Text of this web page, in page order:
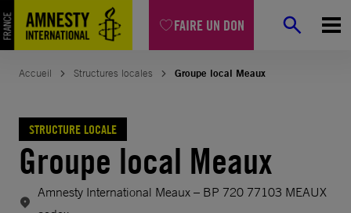
FAIRE UN DON
Aller
au
contenu
Accueil Structures locales Groupe local Meaux
STRUCTURE LOCALE
Groupe local Meaux
Amnesty International Meaux – BP 720 77103 MEAUX